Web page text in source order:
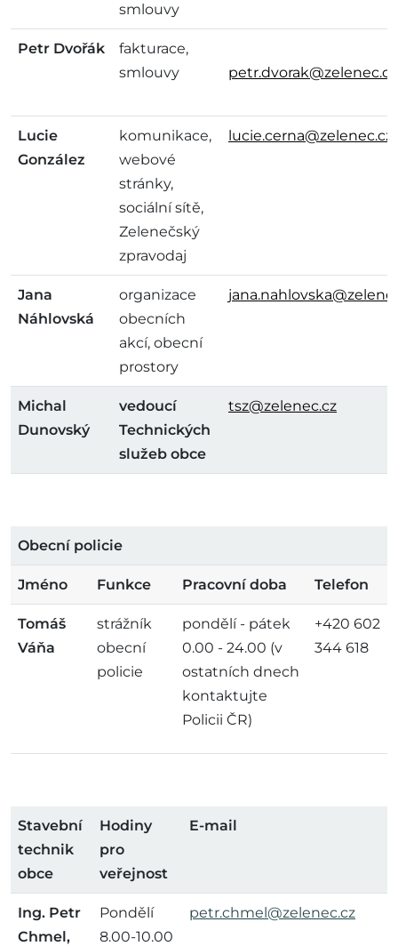
smlouvy
Petr Dvořák
fakturace,
smlouvy
petr.dvorak@zelenec.cz
Lucie
González
komunikace,
webové
stránky,
sociální sítě,
Zelenečský
zpravodaj
lucie.cerna@zelenec.cz
Jana
Náhlovská
organizace
obecních
akcí, obecní
prostory
Michal
Dunovský
vedoucí
Technických
služeb obce
tsz@zelenec.cz
Obecní policie
Jméno Funkce Pracovní doba Telefon
Tomáš
Váňa
strážník
obecní
policie
pondělí - pátek
0.00 - 24.00 (v
ostatních dnech
kontaktujte
Policii ČR)
+420 602
344 618
Stavební
technik
obce
Hodiny
pro
veřejnost
E-mail
Ing. Petr
Chmel,
Pondělí
8.00-10.00
petr.chmel@zelenec.cz